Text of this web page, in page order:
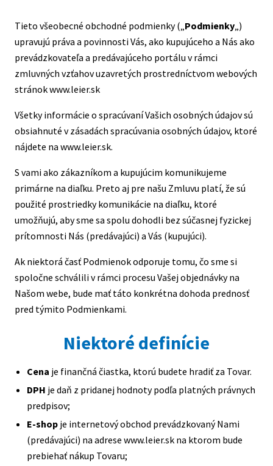
Downloads
Contacts
Tieto všeobecné obchodné podmienky („Podmienky„)
upravujú práva a povinnosti Vás, ako kupujúceho a Nás ako
prevádzkovateľa a predávajúceho portálu v rámci
zmluvných vzťahov uzavretých prostredníctvom webových
stránok www.leier.sk
Všetky informácie o spracúvaní Vašich osobných údajov sú
obsiahnuté v zásadách spracúvania osobných údajov, ktoré
nájdete na www.leier.sk.
S vami ako zákazníkom a kupujúcim komunikujeme
primárne na diaľku. Preto aj pre našu Zmluvu platí, že sú
použité prostriedky komunikácie na diaľku, ktoré
umožňujú, aby sme sa spolu dohodli bez súčasnej fyzickej
prítomnosti Nás (predávajúci) a Vás (kupujúci).
Ak niektorá časť Podmienok odporuje tomu, čo sme si
spoločne schválili v rámci procesu Vašej objednávky na
Našom webe, bude mať táto konkrétna dohoda prednosť
pred týmito Podmienkami.
Niektoré definície
Cena je finančná čiastka, ktorú budete hradiť za Tovar.
DPH je daň z pridanej hodnoty podľa platných právnych
predpisov;
E-shop je internetový obchod prevádzkovaný Nami
(predávajúci) na adrese www.leier.sk na ktorom bude
prebiehať nákup Tovaru;